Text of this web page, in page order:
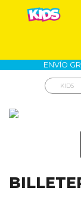
ENVÍO
KIDS